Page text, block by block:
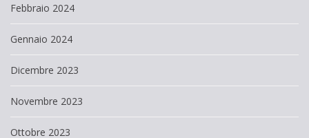
Febbraio 2024
Gennaio 2024
Dicembre 2023
Novembre 2023
Ottobre 2023